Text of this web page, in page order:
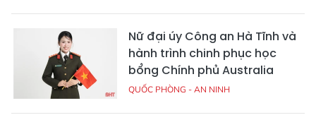
Nữ đại úy Công an Hà Tĩnh và
hành trình chinh phục học
bổng Chính phủ Australia
QUỐC PHÒNG - AN NINH